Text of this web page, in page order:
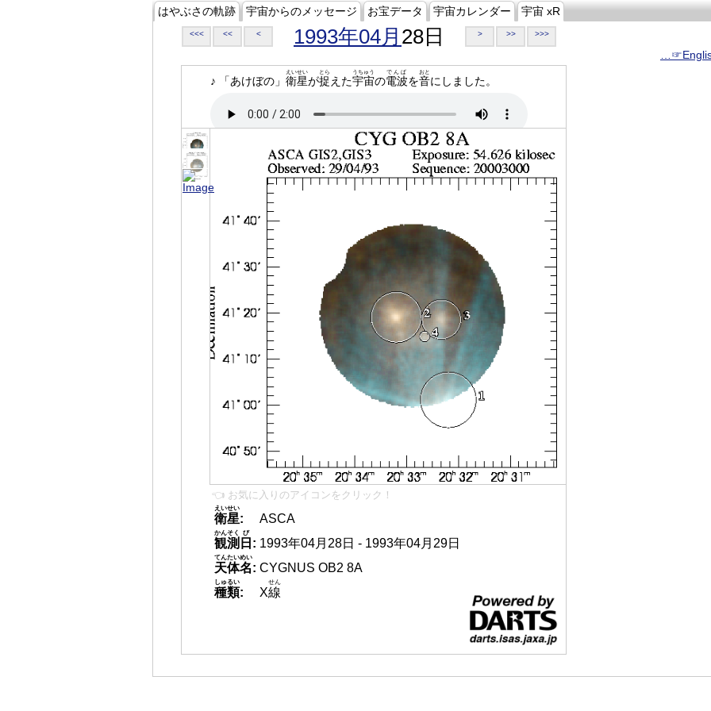
はやぶさの軌跡 宇宙からのメッセージ お宝データ 宇宙カレンダー 宇宙 xR
<<< << < 1993年04月 28日 > >> >>>
♪ 「あけぼの」 衛星
えいせい
が捉
とら
えた宇宙
うちゅう
の電波
でんぱ
を音
おと
にしました。
👈 お気に入りのアイコンをクリック！
衛星
えいせい
:
ASCA
観測
かんそく
日
び
: 1993年04月28日 - 1993年04月29日
天体名
てんたいめい
: CYGNUS OB2 8A
種類
しゅるい
: X線
せん